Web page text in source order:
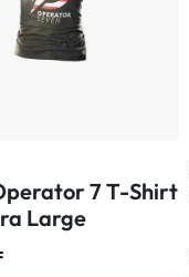
7 T-Shirt
Large